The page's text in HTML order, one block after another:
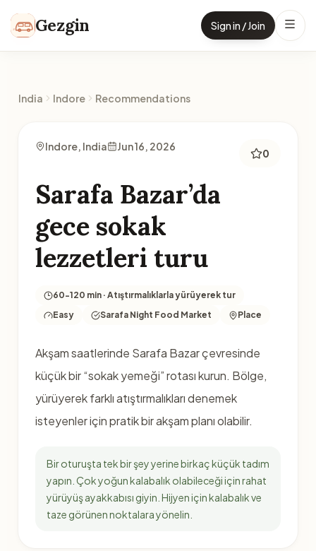
Gezgin Sign in / Join
India Indore Recommendations
Indore, India Jun 16, 2026
0
Sarafa Bazar’da
gece sokak
lezzetleri turu
60-120 min · Atıştırmalıklarla yürüyerek tur
Easy
Sarafa Night Food Market Place
Akşam saatlerinde Sarafa Bazar çevresinde
küçük bir “sokak yemeği” rotası kurun. Bölge,
yürüyerek farklı atıştırmalıkları denemek
isteyenler için pratik bir akşam planı olabilir.
Bir oturuşta tek bir şey yerine birkaç küçük tadım
yapın. Çok yoğun kalabalık olabileceği için rahat
yürüyüş ayakkabısı giyin. Hijyen için kalabalık ve
taze görünen noktalara yönelin.